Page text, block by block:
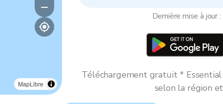
MapLibre
Dernière mise à
Téléchargement gratuit *
selon la région